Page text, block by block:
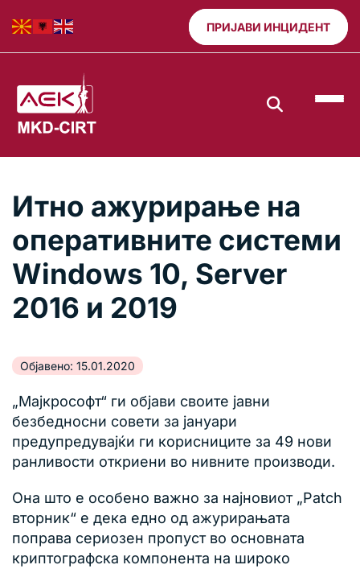
ПРИЈАВИ ИНЦИДЕНТ
Итно ажурирање на
оперативните системи
Windows 10, Server
2016 и 2019
Објавено: 15.01.2020
„Мајкрософт“ ги објави своите јавни
безбедносни совети за јануари
предупредувајќи ги корисниците за 49 нови
ранливости откриени во нивните производи.
Она што е особено важно за најновиот „Patch
вторник“ е дека едно од ажурирањата
поправа сериозен пропуст во основната
криптографска компонента на широко